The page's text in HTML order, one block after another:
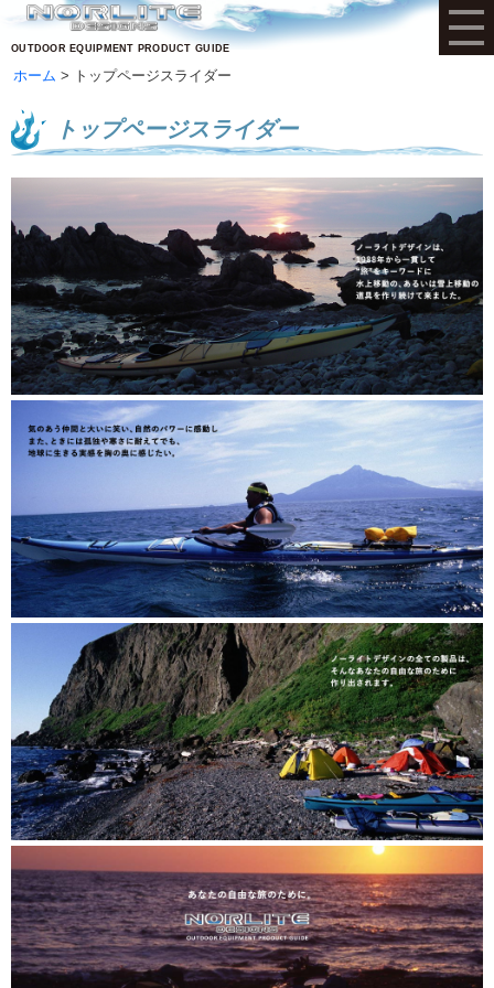
OUTDOOR EQUIPMENT PRODUCT GUIDE
ホーム トップページスライダー
トップページスライダー